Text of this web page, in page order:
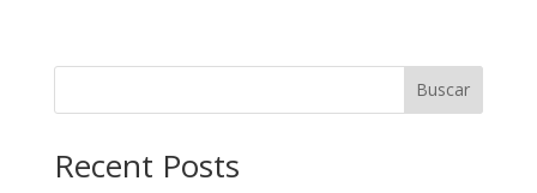
Buscar
Recent Posts